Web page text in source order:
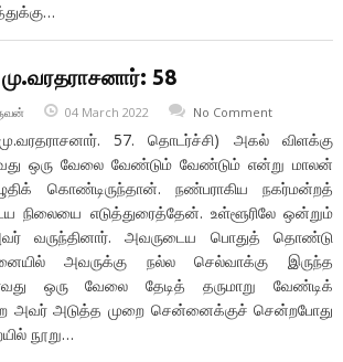
58
04 March 2022 No Comment
57. தொடர்ச்சி) அகல் விளக்கு
ஒரு வேலை வேண்டும் வேண்டும் என்று மாலன்
கொண்டிருந்தான். நண்பராகிய நகர்மன்றத்
நிலையை எடுத்துரைத்தேன். உள்ளூரிலே ஒன்றும்
வருந்தினார். அவருடைய பொதுத் தொண்டு
அவருக்கு நல்ல செல்வாக்கு இருந்த
ஒரு வேலை தேடித் தருமாறு வேண்டிக்
அடுத்த முறை சென்னைக்குச் சென்றபோது
நூறு…